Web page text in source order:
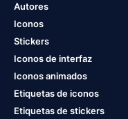
Autores
Iconos
Stickers
Iconos de interfaz
Iconos animados
Etiquetas de iconos
Etiquetas de stickers